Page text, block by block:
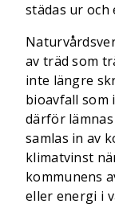
städas ur och
av träd som
inte längre
bioavfall som
därför
samlas in av
klimatvinst
kommunens
eller energi i